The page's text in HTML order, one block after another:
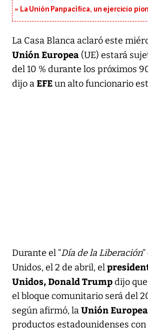
La Unión Panpacífica, un ejercicio
La Casa Blanca aclaró este
Unión Europea (UE) estará
del 10 % durante los próximos
dijo a EFEun alto funcionario
Durante el “Día de la Liberación
Unidos, el 2 de abril, el
Unidos, Donald Trumpdijo
el bloque comunitario será del
según afirmó, laUnión Europea
productos estadounidenses con